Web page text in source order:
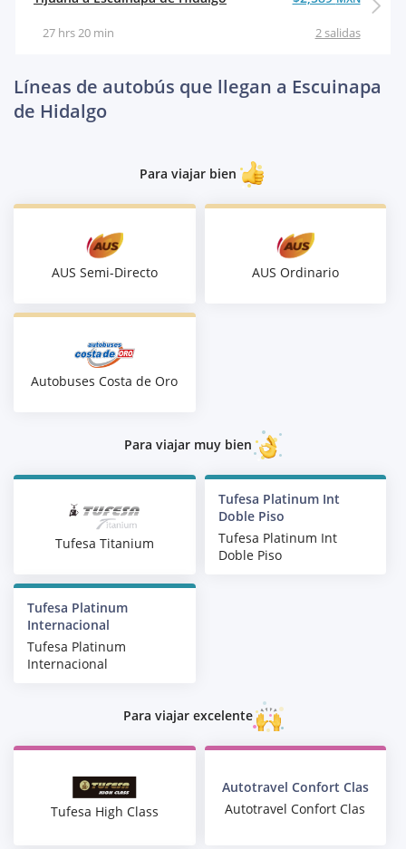
2 salidas
27 hrs 20 min
Líneas de autobús que llegan a Escuinapa
de Hidalgo
Para viajar bien
AUS Semi-Directo AUS Ordinario
Autobuses Costa de Oro
Para viajar muy bien
Tufesa Titanium
Tufesa Platinum Int
Doble Piso
Tufesa Platinum Int
Doble Piso
Tufesa Platinum
Internacional
Tufesa Platinum
Internacional
Para viajar excelente
Tufesa High Class
Autotravel Confort Clas
Autotravel Confort Clas